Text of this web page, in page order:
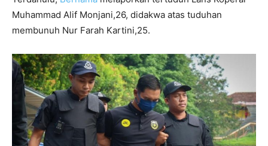
Muhammad Alif Monjani,26, didakwa atas tuduhan
membunuh Nur Farah Kartini,25.